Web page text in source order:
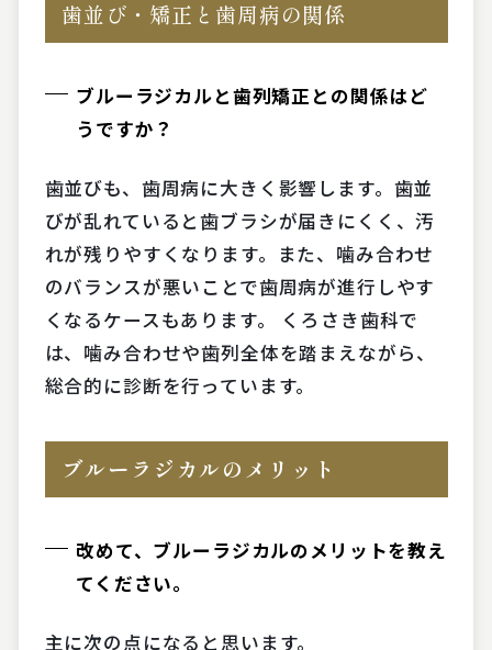
歯並び・矯正と歯周病の関係
ブルーラジカルと歯列矯正との関係はど
うですか？
歯並びも、歯周病に大きく影響します。歯並
びが乱れていると歯ブラシが届きにくく、汚
れが残りやすくなります。また、噛み合わせ
のバランスが悪いことで歯周病が進行しやす
くなるケースもあります。 くろさき歯科で
は、噛み合わせや歯列全体を踏まえながら、
総合的に診断を行っています。
ブルーラジカルのメリット
改めて、ブルーラジカルのメリットを教え
てください。
主に次の点になると思います。